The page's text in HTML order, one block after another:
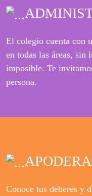
El colegio cuenta con
en todas las áreas, sin
imposible. Te
persona.
Conoce tus deberes y